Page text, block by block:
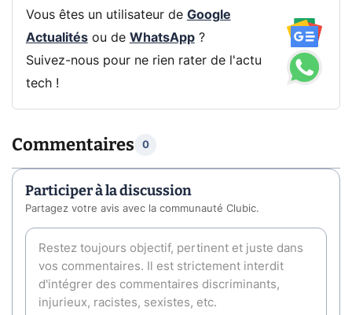
Vous êtes un utilisateur de Google
Actualitésou de WhatsApp?
Suivez-nous pour ne rien rater de l'actu
tech !
Commentaires 0
Participer à la discussion
Partagez votre avis avec la communauté Clubic.